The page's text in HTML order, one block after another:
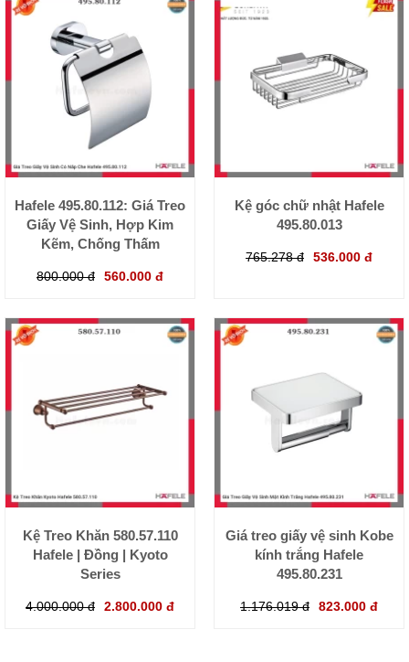
Hafele 495.80.112: Giá Treo
Giấy Vệ Sinh, Hợp Kim
Kẽm, Chống Thấm
800.000 đ 560.000 đ
Kệ góc chữ nhật Hafele
495.80.013
765.278 đ 536.000 đ
Kệ Treo Khăn 580.57.110
Hafele | Đồng | Kyoto
Series
4.000.000 đ 2.800.000 đ
Giá treo giấy vệ sinh Kobe
kính trắng Hafele
495.80.231
1.176.019 đ 823.000 đ